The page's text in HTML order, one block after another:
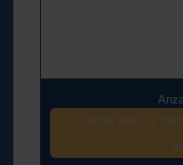
Leider alle! :-|